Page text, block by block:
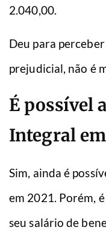
2.040,00.
Deu para
prejudicial, não é
É possível
Integral em
Sim, ainda é
em 2021. Porém,
seu salário de